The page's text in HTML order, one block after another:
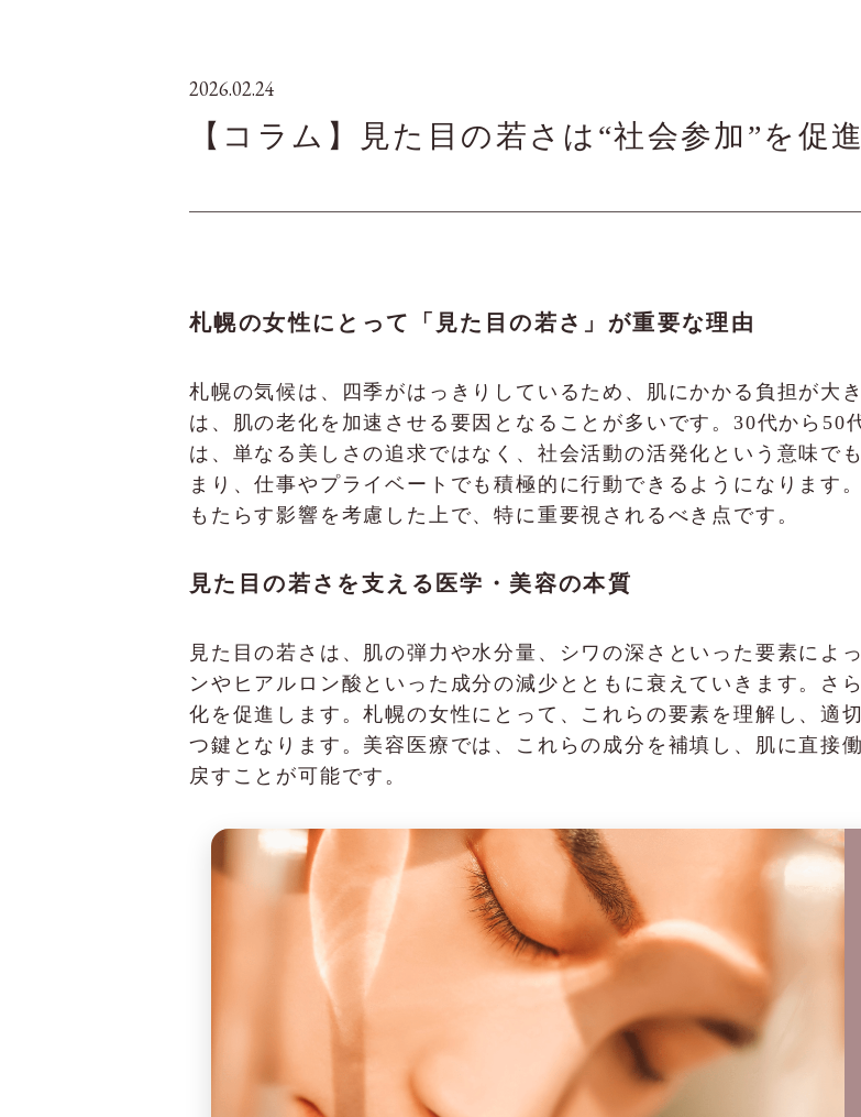
2026.02.24
【コラム】見た目の若さは“社会参加”を促
札幌の女性にとって「見た目の若さ」が重要な理由
札幌の気候は、四季がはっきりしているため、肌にかかる負担が大
は、肌の老化を加速させる要因となることが多いです。30代から50
は、単なる美しさの追求ではなく、社会活動の活発化という意味で
まり、仕事やプライベートでも積極的に行動できるようになります
もたらす影響を考慮した上で、特に重要視されるべき点です。
見た目の若さを支える医学・美容の本質
見た目の若さは、肌の弾力や水分量、シワの深さといった要素によ
ンやヒアルロン酸といった成分の減少とともに衰えていきます。さ
化を促進します。札幌の女性にとって、これらの要素を理解し、適
つ鍵となります。美容医療では、これらの成分を補填し、肌に直接
戻すことが可能です。